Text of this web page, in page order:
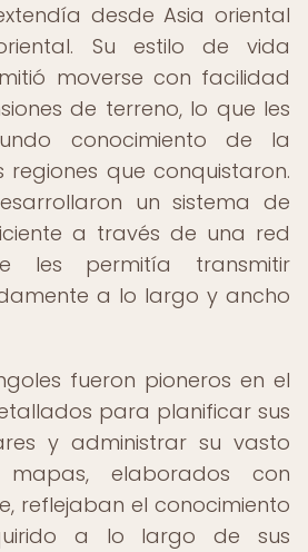
desde Asia oriental
Su estilo de vida
moverse con facilidad
de terreno, lo que les
conocimiento de la
que conquistaron.
un sistema de
a través de una red
les permitía transmitir
a lo largo y ancho
fueron pioneros en el
para planificar sus
y administrar su vasto
mapas, elaborados con
reflejaban el conocimiento
a lo largo de sus